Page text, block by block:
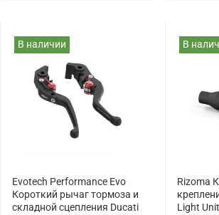
В наличии
Evotech Performance Evo
Короткий рычаг тормоза и
складной сцепления Ducati
В
Rizoma
Light